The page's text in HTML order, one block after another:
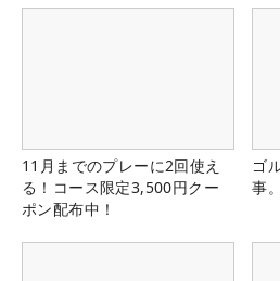
11月までのプレーに2回使え
る！コース限定3,500円クー
ポン配布中！
ゴ
事